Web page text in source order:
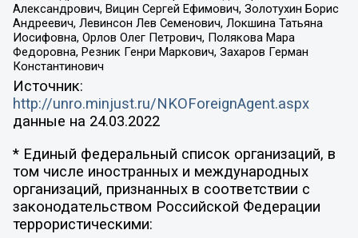
Александрович, Вицин Сергей Ефимович, Золотухин Борис
Андреевич, Левинсон Лев Семенович, Локшина Татьяна
Иосифовна, Орлов Олег Петрович, Полякова Мара
Федоровна, Резник Генри Маркович, Захаров Герман
Константинович
Источник:
http://unro.minjust.ru/NKOForeignAgent.aspx
данные на 24.03.2022
* Единый федеральный список организаций, в
том числе иностранных и международных
организаций, признанных в соответствии с
законодательством Российской Федерации
террористическими: